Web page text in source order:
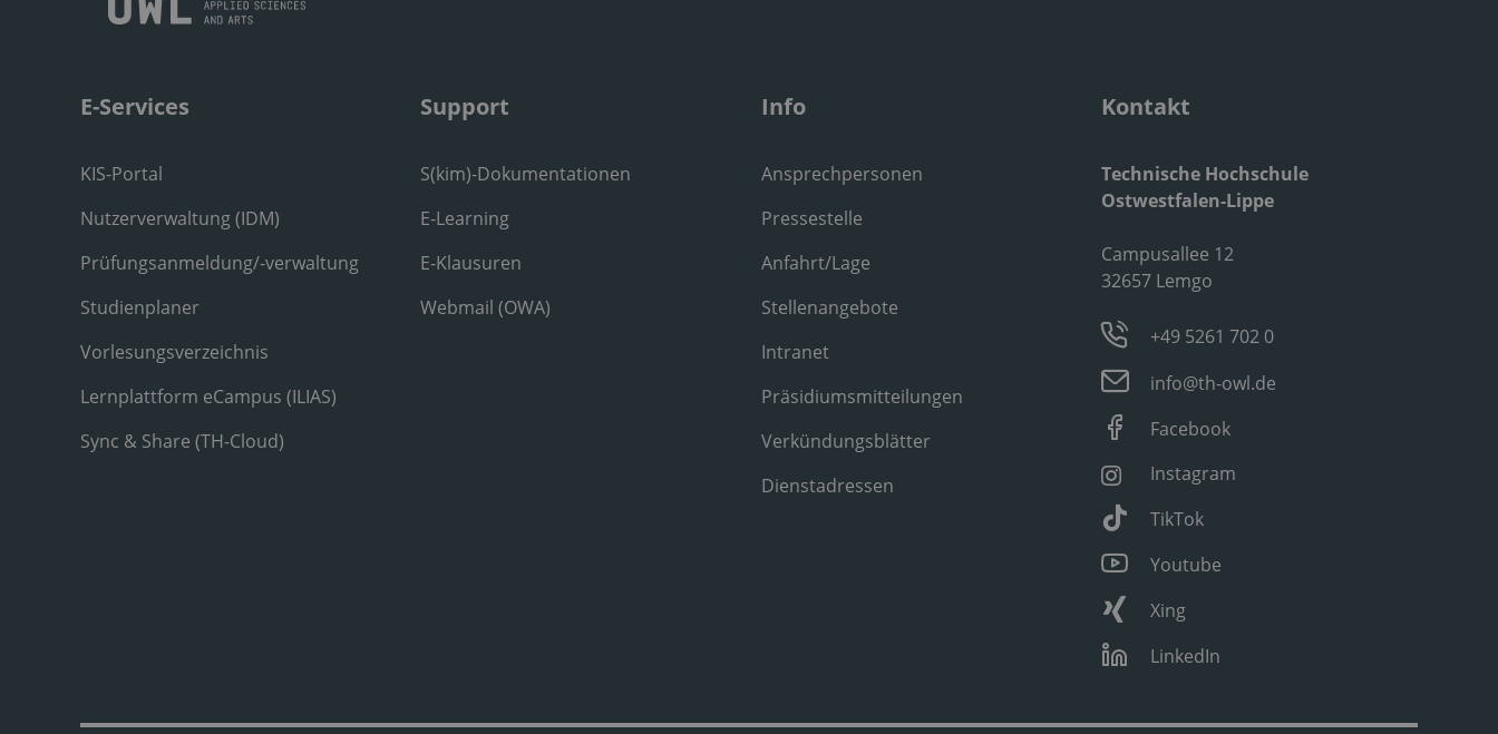
E-Services
KIS-Portal
Nutzerverwaltung (IDM)
Prüfungsanmeldung/-verwaltung
Studienplaner
Vorlesungsverzeichnis
Lernplattform eCampus (ILIAS)
Sync & Share (TH-Cloud)
Support
S(kim)-Dokumentationen
E-Learning
E-Klausuren
Webmail (OWA)
Info
Ansprechpersonen
Pressestelle
Anfahrt/Lage
Stellenangebote
Intranet
Präsidiumsmitteilungen
Verkündungsblätter
Dienstadressen
Kontakt
Technische Hochschule
Ostwestfalen-Lippe
Campusallee 12
32657 Lemgo
+49 5261 702 0
info@th-owl.de
Facebook
Instagram
TikTok
Youtube
Xing
LinkedIn